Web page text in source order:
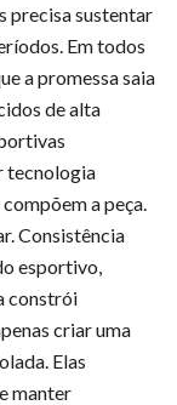
precisa sustentar
Em todos
a promessa saia
de alta
tecnologia
a peça.
Consistência
esportivo,
constrói
criar uma
Elas
manter